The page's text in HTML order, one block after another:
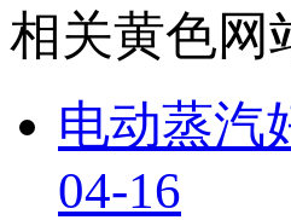
相关黄色网
电动蒸汽
04-16